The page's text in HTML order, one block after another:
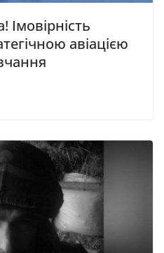
Імовірність
авіацією